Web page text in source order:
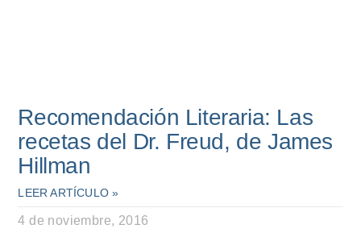
Recomendación Literaria: Las
recetas del Dr. Freud, de James
Hillman
LEER ARTÍCULO »
4 de noviembre, 2016